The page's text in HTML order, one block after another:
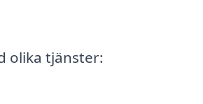
olika tjänster: